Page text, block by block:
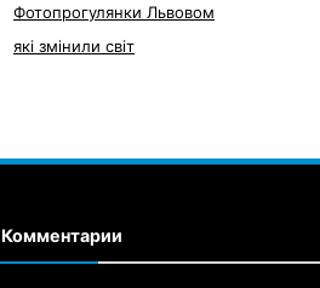
Фотопрогулянки Львовом
які змінили світ
Комментарии